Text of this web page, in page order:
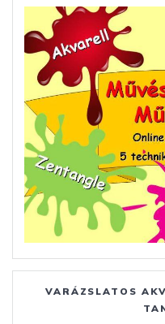
VARÁZSLATOS